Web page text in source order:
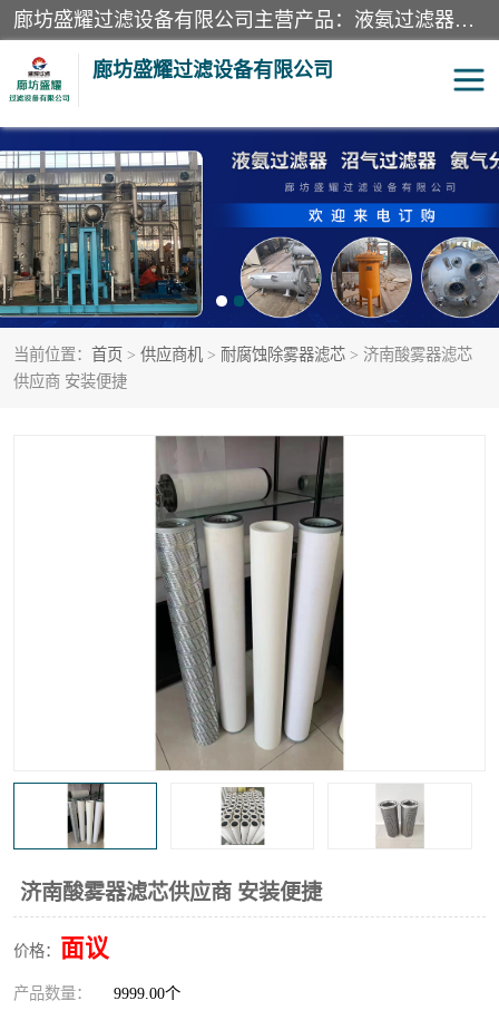
廊坊盛耀过滤设备有限公司主营产品：液氨过滤器、沼气过滤器、氨气分离器、二氧化碳过滤器、过滤器、液氨氨气过滤器、天然气过滤器、管道过滤器、*过滤器、液氨除油除水过滤器、氨气除油除水过滤器、焦炉煤气除焦油过滤器等。
廊坊盛耀过滤设备有限公司
当前位置： 首页 > 供应商机 > 耐腐蚀除雾器滤芯 > 济南酸雾器滤芯
供应商 安装便捷
济南酸雾器滤芯供应商 安装便捷
价格： 面议
产品数量： 9999.00个
二氧化碳过滤器 过滤器
液氨氨气过滤器 沼气过滤器
天然气过滤器 管道过滤器
甲醇过滤器 液氨除油除水过滤器
酸雾聚结分离器
高炉煤气过滤器 替代进口过滤器
化工盐酸气聚结器 耐腐蚀除雾器滤芯